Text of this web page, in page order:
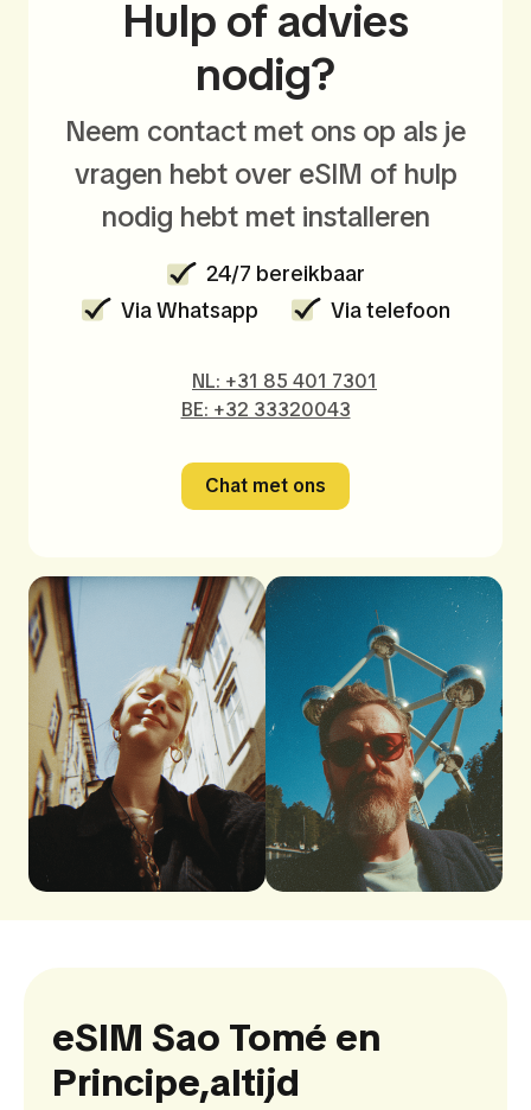
Hulp of advies
nodig?
Neem contact met ons op als je
vragen hebt over eSIM of hulp
nodig hebt met installeren
24/7 bereikbaar
Via Whatsapp
Via telefoon
NL: +31 85 401 7301
BE: +32 33320043
Chat met ons
eSIM Sao Tomé en
Principe,altijd